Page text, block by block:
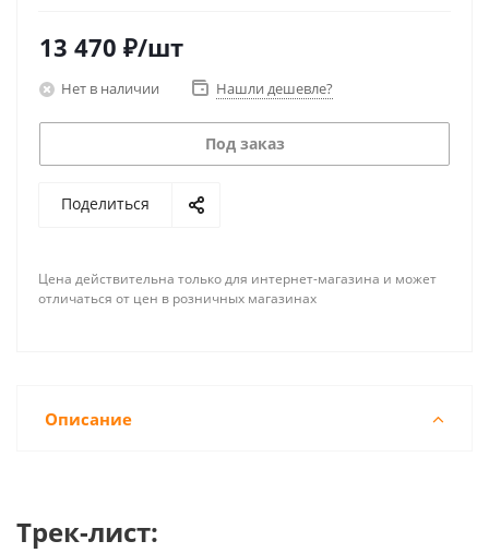
13 470 ₽/шт
Нет в наличии Нашли дешевле?
Под заказ
Поделиться
Цена действительна только для интернет-магазина и может
отличаться от цен в розничных магазинах
Описание
Трек-лист: